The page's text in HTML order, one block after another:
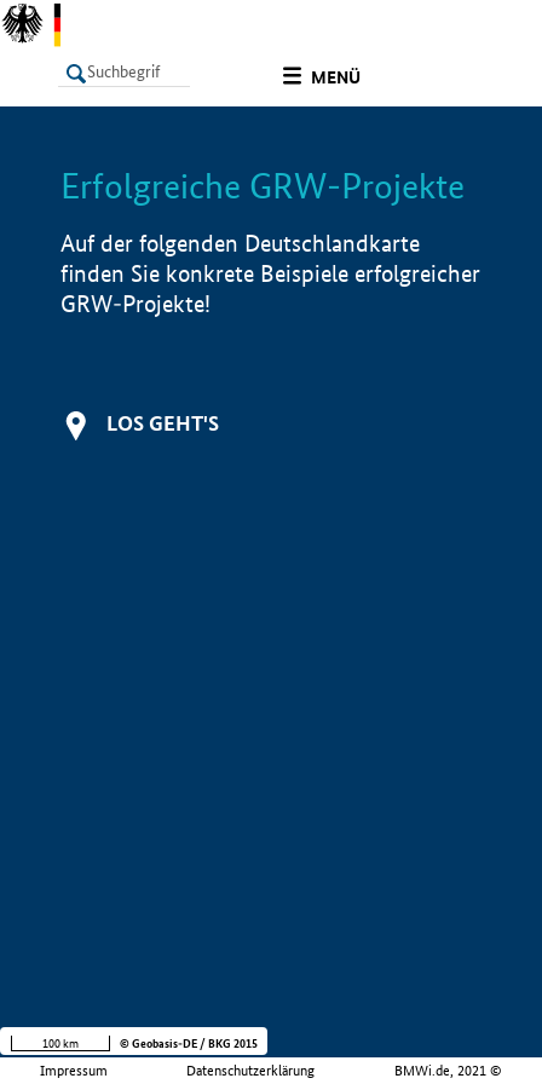
MENÜ
LISTE Info
Erfolgreiche GRW-Projekte
Auf der folgenden Deutschlandkarte
finden Sie konkrete Beispiele erfolgreicher
GRW-Projekte!
LOS GEHT'S
Impressum Datenschutzerklärung BMWi.de, 2021 ©
100 km © Geobasis-DE / BKG 2015